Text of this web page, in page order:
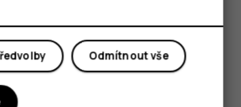
možnostmenu
možnostNastavení>
Odmítnout vše